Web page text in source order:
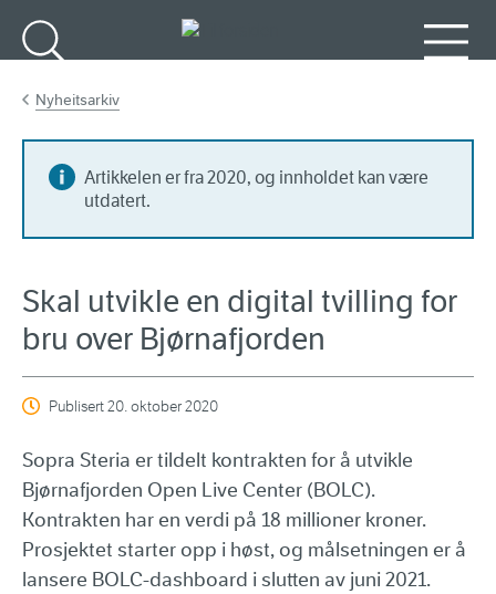
Nyheitsarkiv
Artikkelen er fra 2020, og innholdet kan være
utdatert.
Skal utvikle en digital tvilling for
bru over Bjørnafjorden
Publisert20. oktober 2020
Sopra Steria er tildelt kontrakten for å utvikle
Bjørnafjorden Open Live Center (BOLC).
Kontrakten har en verdi på 18 millioner kroner.
Prosjektet starter opp i høst, og målsetningen er å
lansere BOLC-dashboard i slutten av juni 2021.